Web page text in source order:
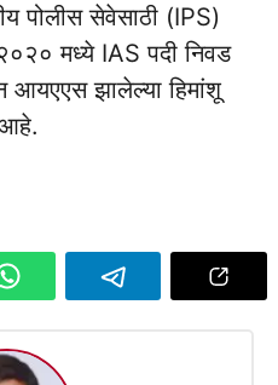
पोलीस सेवेसाठी (IPS)
मध्ये IAS पदी निवड
आयएएस झालेल्या हिमांशू
आहे.